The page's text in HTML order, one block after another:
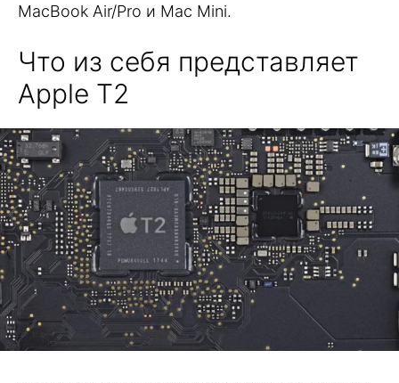
MacBook Air/Pro и Mac Mini.
Что из себя представляет
Apple T2